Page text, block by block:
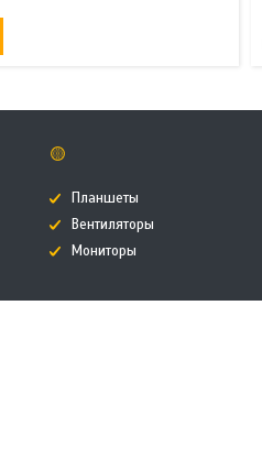
🟡
Планшеты
Вентиляторы
Мониторы